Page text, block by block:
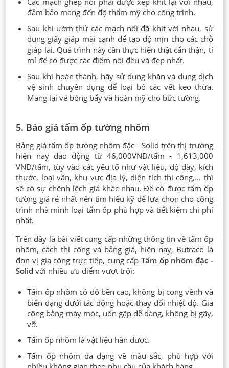
đảm bảo mang đến độ thẩm mỹ cho công trình.
Sau khi ướm thử các mạch nối đã khít với nhau, sử
dụng giấy giáp mài cạnh để tạo độ mịn cho các chỗ
giáp lai. Quá trình này cần thực hiện thật cẩn thận, tỉ
mỉ để có được các điểm nối đều và đẹp nhất.
Sau khi hoàn thành, hãy sử dụng khăn và dung dịch
vệ sinh chuyên dụng để loại bỏ các vết keo thừa.
Mang lại vẻ bóng bẩy và hoàn mỹ cho bức tường.
5. Báo giá tấm ốp tường nhôm
Bảng giá tấm ốp tường nhôm đặc - Solid trên thị trường
hiện nay dao động từ 46,000VNĐ/tấm - 1,613,000
VND/tấm, tùy vào các yếu tố như vật liệu, độ dày, kích
thước, loại vân, khu vực địa lý, diện tích thi công,... thì
sẽ có sự chênh lệch giá khác nhau. Để có được tấm ốp
tường giá rẻ nhất nên tìm hiểu kỹ để lựa chọn cho công
trình nhà mình loại tấm ốp phù hợp và tiết kiệm chi phí
nhất.
Trên đây là bài viết cung cấp những thông tin về tấm ốp
nhôm, cách thi công và bảng giá, hiện nay, Butraco là
đơn vị gia công trực tiếp, cung cấp Tấm ốp nhôm đặc -
Solid với nhiều ưu điểm vượt trội:
Tấm ốp nhôm có độ bền cao, không bị cong vênh và
biến dạng dưới tác động hoặc thay đổi nhiệt độ. Gia
công bằng máy móc, uốn gập dễ dàng, không bị gãy,
vỡ.
Tấm ốp nhôm là vật liệu hàn được.
Tấm ốp nhôm đa dạng về màu sắc, phù hợp với